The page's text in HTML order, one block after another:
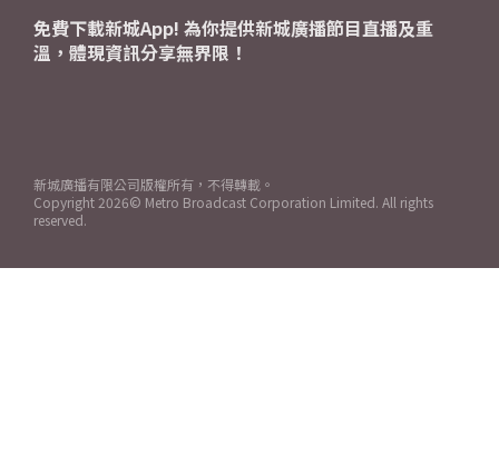
免費下載新城App! 為你提供新城廣播節目直播及重
溫，體現資訊分享無界限！
新城廣播有限公司版權所有，不得轉載。
Copyright 2026© Metro Broadcast Corporation Limited. All rights
reserved.